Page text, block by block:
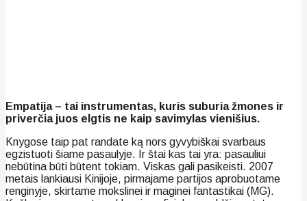
Empatija – tai instrumentas, kuris suburia žmones ir
priverčia juos elgtis ne kaip savimylas vienišius.
Knygose taip pat randate ką nors gyvybiškai svarbaus
egzistuoti šiame pasaulyje. Ir štai kas tai yra: pasauliui
nebūtina būti būtent tokiam. Viskas gali pasikeisti. 2007
metais lankiausi Kinijoje, pirmajame partijos aprobuotame
renginyje, skirtame mokslinei ir maginei fantastikai (MG).